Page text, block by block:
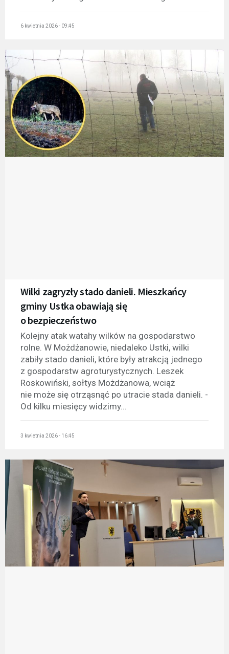
6 kwietnia 2026 - 09:45
Wilki zagryzły stado danieli. Mieszkańcy
gminy Ustka obawiają się
o bezpieczeństwo
Kolejny atak watahy wilków na gospodarstwo
rolne. W Możdżanowie, niedaleko Ustki, wilki
zabiły stado danieli, które były atrakcją jednego
z gospodarstw agroturystycznych. Leszek
Roskowiński, sołtys Możdżanowa, wciąż
nie może się otrząsnąć po utracie stada danieli. -
Od kilku miesięcy widzimy...
3 kwietnia 2026 - 16:45